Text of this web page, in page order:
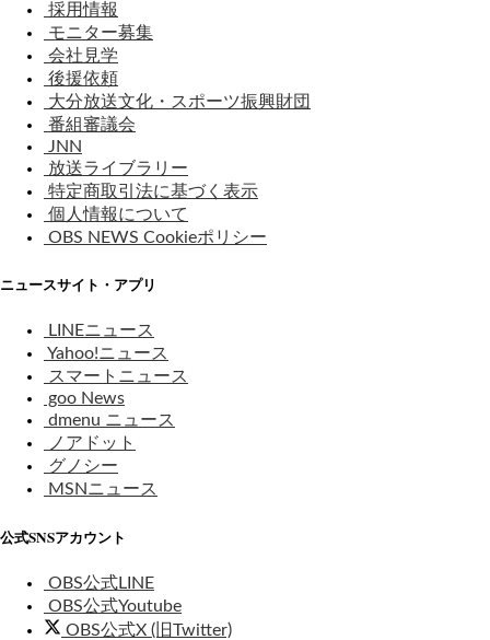
採用情報
モニター募集
会社見学
後援依頼
大分放送文化・スポーツ振興財団
番組審議会
JNN
放送ライブラリー
特定商取引法に基づく表示
個人情報について
OBS NEWS Cookieポリシー
ニュースサイト・アプリ
LINEニュース
Yahoo!ニュース
スマートニュース
goo News
dmenu ニュース
ノアドット
グノシー
MSNニュース
公式SNSアカウント
OBS公式LINE
OBS公式Youtube
OBS公式X (旧Twitter)